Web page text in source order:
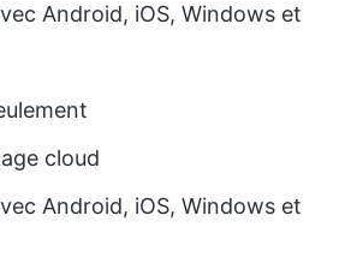
Android, iOS, Windows et
cloud
Android, iOS, Windows et